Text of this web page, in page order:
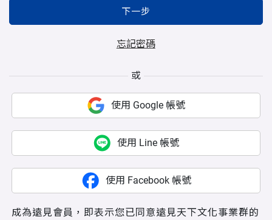
下一步
忘記密碼
或
使用 Google 帳號
使用 Line 帳號
使用 Facebook 帳號
成為遠見會員，即表示您已同意遠見天下文化事業群的